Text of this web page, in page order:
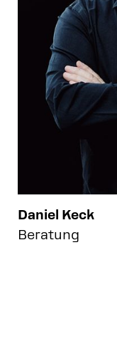
Daniel Keck
Beratung